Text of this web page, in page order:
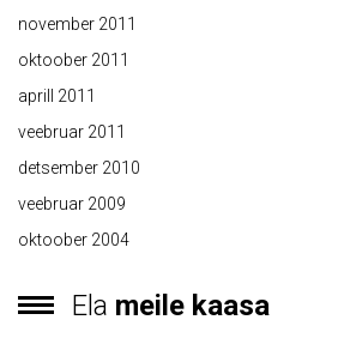
november 2011
oktoober 2011
aprill 2011
veebruar 2011
detsember 2010
veebruar 2009
oktoober 2004
Ela meile kaasa